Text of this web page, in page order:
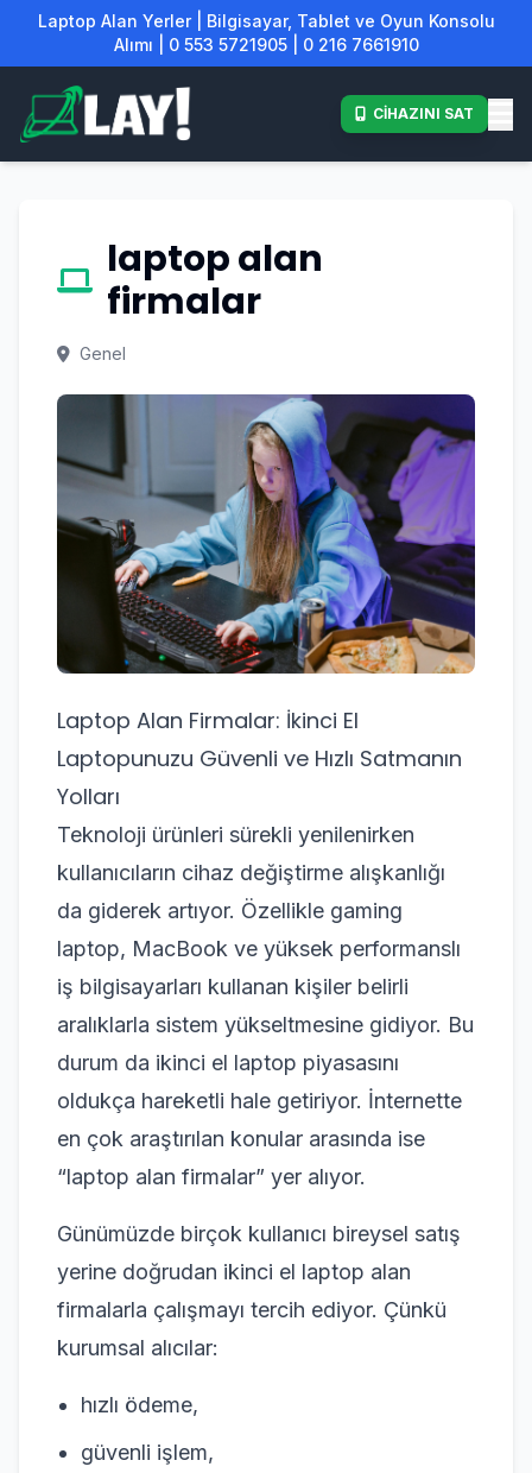
Laptop Alan Yerler | Bilgisayar, Tablet ve Oyun Konsolu
Alımı | 0 553 5721905 | 0 216 7661910
CİHAZINI SAT
laptop alan
firmalar
Genel
Laptop Alan Firmalar: İkinci El
Laptopunuzu Güvenli ve Hızlı Satmanın
Yolları
Teknoloji ürünleri sürekli yenilenirken
kullanıcıların cihaz değiştirme alışkanlığı
da giderek artıyor. Özellikle gaming
laptop, MacBook ve yüksek performanslı
iş bilgisayarları kullanan kişiler belirli
aralıklarla sistem yükseltmesine gidiyor. Bu
durum da ikinci el laptop piyasasını
oldukça hareketli hale getiriyor. İnternette
en çok araştırılan konular arasında ise
“laptop alan firmalar” yer alıyor.
Günümüzde birçok kullanıcı bireysel satış
yerine doğrudan ikinci el laptop alan
firmalarla çalışmayı tercih ediyor. Çünkü
kurumsal alıcılar:
hızlı ödeme,
güvenli işlem,